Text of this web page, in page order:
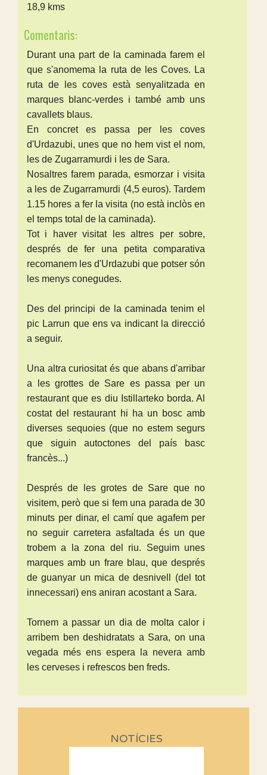
18,9 kms
Comentaris:
Durant una part de la caminada farem el
que s'anomema la ruta de les Coves. La
ruta de les coves està senyalitzada en
marques blanc-verdes i també amb uns
cavallets blaus.
En concret es passa per les coves
d'Urdazubi, unes que no hem vist el nom,
les de Zugarramurdi i les de Sara.
Nosaltres farem parada, esmorzar i visita
a les de Zugarramurdi (4,5 euros). Tardem
1.15 hores a fer la visita (no està inclòs en
el temps total de la caminada).
Tot i haver visitat les altres per sobre,
després de fer una petita comparativa
recomanem les d'Urdazubi que potser són
les menys conegudes.
Des del principi de la caminada tenim el
pic Larrun que ens va indicant la direcció
a seguir.
Una altra curiositat és que abans d'arribar
a les grottes de Sare es passa per un
restaurant que es diu Istillarteko borda. Al
costat del restaurant hi ha un bosc amb
diverses sequoies (que no estem segurs
que siguin autoctones del país basc
francès...)
Després de les grotes de Sare que no
visitem, però que si fem una parada de 30
minuts per dinar, el camí que agafem per
no seguir carretera asfaltada és un que
trobem a la zona del riu. Seguim unes
marques amb un frare blau, que després
de guanyar un mica de desnivell (del tot
innecessari) ens aniran acostant a Sara.
Tornem a passar un dia de molta calor i
arribem ben deshidratats a Sara, on una
vegada més ens espera la nevera amb
les cerveses i refrescos ben freds.
NOTÍCIES